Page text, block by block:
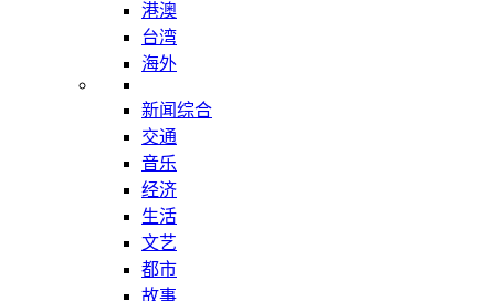
港澳
台湾
海外
新闻综合
交通
音乐
经济
生活
文艺
都市
故事